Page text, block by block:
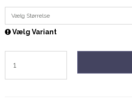
Vælg Størrelse
Vælg Variant